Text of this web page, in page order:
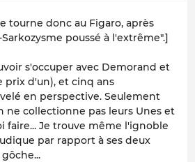
tourne donc au Figaro, après
poussé à l'extrême".]
s'occuper avec Demorand et
prix d'un), et cinq ans
en perspective. Seulement
ne collectionne pas leurs Unes et
faire... Je trouve même l'ignoble
par rapport à ses deux